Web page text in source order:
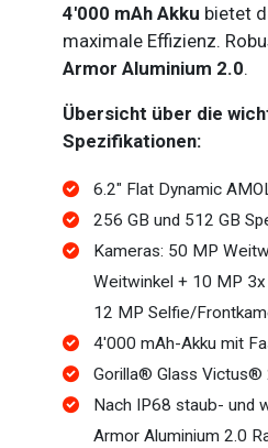
4'000 mAh Akku bietet
maximale Effizienz.
Armor Aluminium 2.0.
Übersicht über die
Spezifikationen:
6.2" Flat Dynamic
256 GB und 512 GB
Kameras: 50 MP
Weitwinkel + 10 MP
12 MP Selfie/
4'000 mAh-Akku mit
Gorilla® Glass Victus®
Nach IP68 staub- und
Armor Aluminium 2.0